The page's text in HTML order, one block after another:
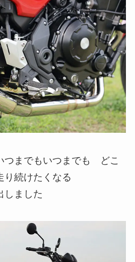
までもいつまでも どこ
り続けたくなる
しました